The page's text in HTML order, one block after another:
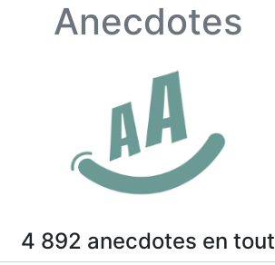
Anecdotes
4 892 anecdotes en tout